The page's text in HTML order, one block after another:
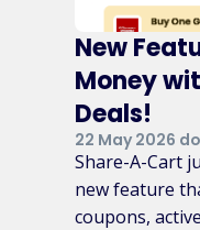
New
Money
Deals!
22 May 2026
Share-A-Cart
new feature
coupons,